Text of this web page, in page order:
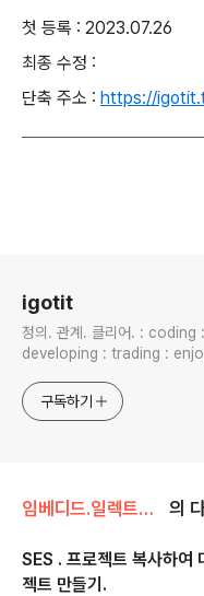
첫 등록 : 2023.07.26
최종 수정 :
단축 주소 : https://
igotit
정의. 관계. 클리어. : coding : making : creating :
developing : trading :
구독하기
임베디드.일렉트로닉스/nRF52 의
SES . 프로젝트 복사하여
젝트 만들기.